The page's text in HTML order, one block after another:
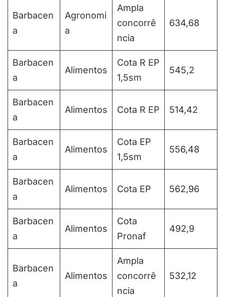
Barbacen
a
Agronomi
a
Ampla
concorrê
ncia
634,68
Barbacen
a
Alimentos
Cota R EP
1,5sm
545,2
Barbacen
a
Alimentos Cota R EP 514,42
Barbacen
a
Alimentos
Cota EP
1,5sm
556,48
Barbacen
a
Alimentos Cota EP 562,96
Barbacen
a
Alimentos
Cota
Pronaf
492,9
Barbacen
a
Alimentos
Ampla
concorrê
ncia
532,12